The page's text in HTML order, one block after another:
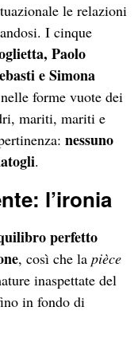
le relazioni
I cinque
Paolo
e Simona
forme vuote dei
mariti, mariti e
nessuno
.
l’ironia
perfetto
, così che lapièce
inaspettate del
in fondo di